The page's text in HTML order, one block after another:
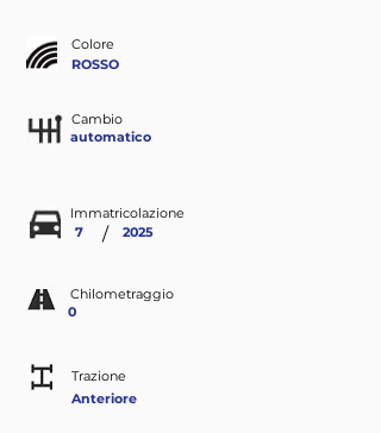
Colore
ROSSO
Cambio
automatico
Immatricolazione
2025
7 /
Chilometraggio
0
Trazione
Anteriore